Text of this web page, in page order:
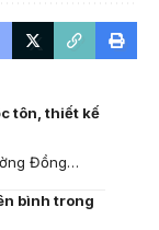
tôn, thiết kế
Đồng…
bình trong